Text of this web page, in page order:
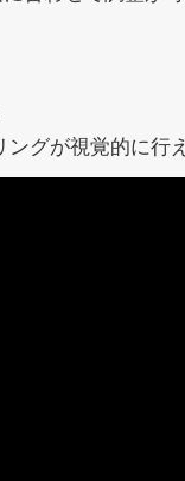
ングが視覚的に行